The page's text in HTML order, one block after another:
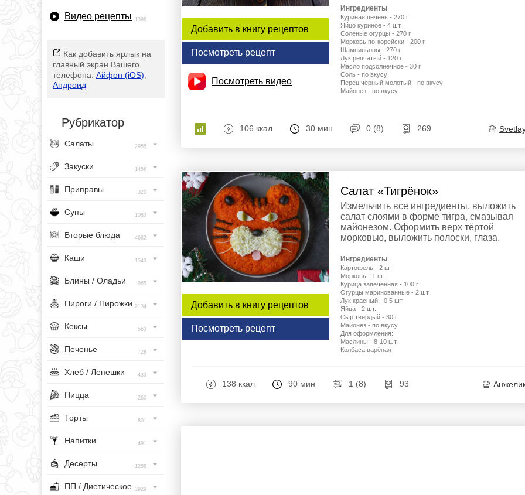
Видео рецепты 1396
Как добавить ярлык на
главный экран Вашего
телефона: Айфон (iOS)
Андроид
Рубрикатор
Салаты 2955
Закуски 1456
Приправы 320
Супы 1083
Вторые блюда 4682
Каши 1543
Блины / Оладьи 965
Пироги / Пирожки 2134
Кексы 563
Печенье 728
Хлеб / Лепешки 433
Пицца 260
Торты 801
Напитки 491
Десерты 1256
ПП / Диетическое 3929
Добавить в книгу рецептов
Посмотреть рецепт
Посмотреть видео
Ингредиенты
Куриная печень - 270 г
Яйцо куриное - 4 шт.
Соленые огурцы - 270 г
Морковь по-корейски - 200 г
Шампиньоны - 270 г
Лук репчатый - 120 г
Масло подсолнечное - 30 г
Соль - по вкусу
Перец черный молотый - по вкусу
Майонез - по вкусу
106 ккал 30 мин 0 (8) 269
Добавить в книгу рецептов
Посмотреть рецепт
Салат «Тигрёнок»
Измельчить все ингредиенты, выложить
салат слоями в форме тигра, смазывая
майонезом. Оформить верх тёртой
морковью, выложить полоски, глаза.
Ингредиенты
Картофель - 2 шт.
Морковь - 1 шт.
Курица запечённая - 100 г
Огурцы маринованные - 2 шт.
Лук красный - 0.5 шт.
Яйца - 2 шт.
Сыр твёрдый - 30 г
Майонез - по вкусу
Для оформления:
Маслины - 8-10 шт.
Колбаса варёная
138 ккал 90 мин 1 (8) 93